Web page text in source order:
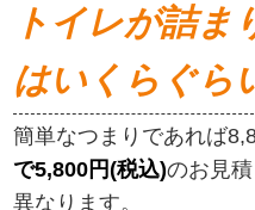
トイレが詰ま
はいくらぐら
簡単なつまりであれば
で5,800円(税込)のお見
異なります。